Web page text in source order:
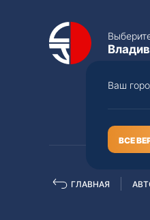
Ваш
ВСЕ
Полная
ГЛАВНАЯ